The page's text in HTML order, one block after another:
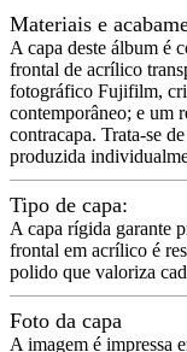
Materiais e
A capa deste álbum é
frontal de acrílico
fotográfico Fujifilm,
contemporâneo; e um
contracapa. Trata-se
produzida
Tipo de capa:
A capa rígida garante
frontal em acrílico é
polido que valoriza
Foto da capa
A imagem é impressa